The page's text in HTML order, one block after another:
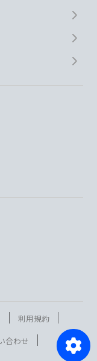
利用規約
合わせ